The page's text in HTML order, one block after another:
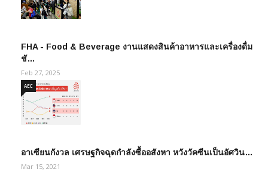
FHA - Food & Beverage งานแสดงสินค้าอาหารและเครื่องดื่ม
ชั…
Feb 27, 2025
อาเซียนกังวล เศรษฐกิจฉุดกำลังซื้ออสังหา หวังวัคซีนเป็นอัศวิน…
AEC
Mar 15, 2021